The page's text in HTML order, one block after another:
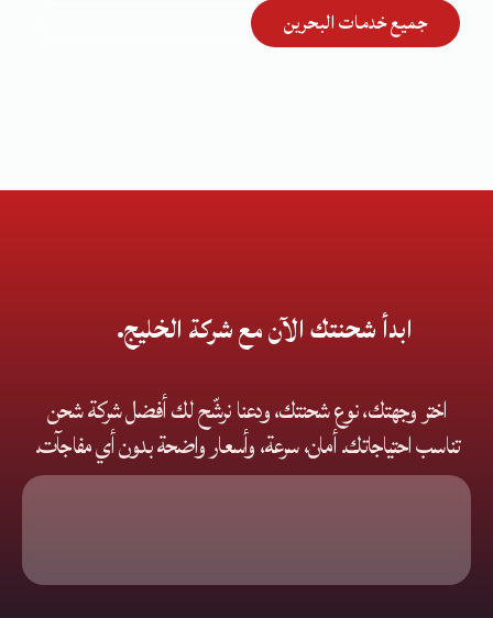
جميع خدمات البحرين
ابدأ شحنتك الآن مع شركة الخليج.
اختر وجهتك، نوع شحنتك، ودعنا نرشّح لك أفضل شركة شحن
تناسب احتياجاتك. أمان، سرعة، وأسعار واضحة بدون أي مفاجآت.